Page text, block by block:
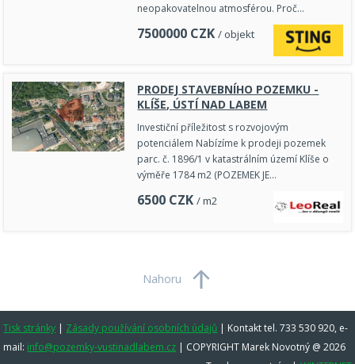
neopakovatelnou atmosférou. Proč…
7500000 CZK / objekt
PRODEJ STAVEBNÍHO POZEMKU -
KLÍŠE, ÚSTÍ NAD LABEM
Investiční příležitost s rozvojovým
potenciálem Nabízíme k prodeji pozemek
parc. č. 1896/1 v katastrálním území Klíše o
výměře 1784 m2 (POZEMEK JE…
6500 CZK / m2
Nahoru
Tisk stránky | Zásady používání osobních údajů | Kontakt tel. 733 530 920, e-
mail: info@pozemky-vustinadlabem.cz | COPYRIGHT Marek Novotný @ 2026